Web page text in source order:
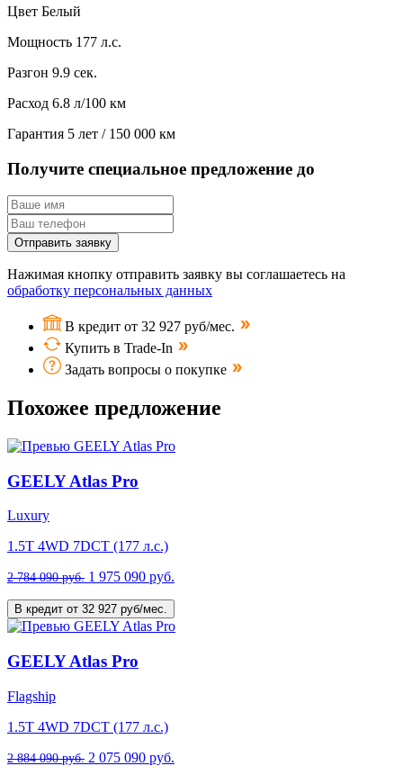
Цвет Белый
Мощность 177 л.с.
Разгон 9.9 сек.
Расход 6.8 л/100 км
Гарантия 5 лет / 150 000 км
Получите специальное предложение до
Отправить заявку
Нажимая кнопку отправить заявку вы соглашаетесь на
обработку персональных данных
В кредит от 32 927 руб/мес.
Купить в Trade-In
Задать вопросы о покупке
Похожее предложение
GEELY Atlas Pro
Luxury
1.5T 4WD 7DCT (177 л.с.)
2 784 090 руб. 1 975 090 руб.
В кредит от 32 927 руб/мес.
GEELY Atlas Pro
Flagship
1.5T 4WD 7DCT (177 л.с.)
2 884 090 руб. 2 075 090 руб.